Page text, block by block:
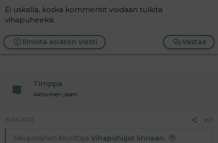
Ei uskalla, koska kommentit voidaan tulkita
vihapuheeksi.
Vastaa
Ilmoita asiaton viesti
Timppa
Aktiivinen jäsen
15.04.2012 #21
Alkuperäinen kirjoittaja Vihapuhujat linnaan: